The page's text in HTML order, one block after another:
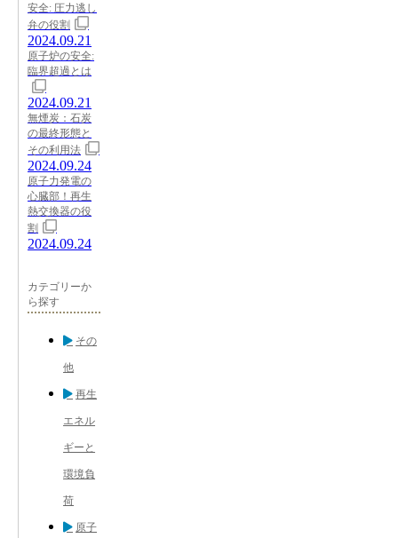
安全: 圧力逃し
弁の役割
2024.09.21
原子炉の安全:
臨界超過とは
2024.09.21
無煙炭：石炭
の最終形態と
その利用法
2024.09.24
原子力発電の
心臓部！再生
熱交換器の役
割
2024.09.24
カテゴリーか
ら探す
その
他
再生
エネル
ギーと
環境負
荷
原子